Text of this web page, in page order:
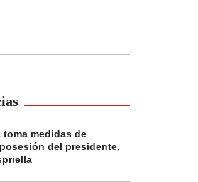
medidas de
del presidente,